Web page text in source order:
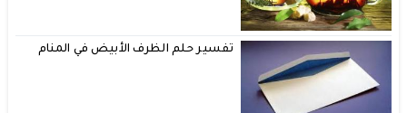
تفسير حلم الظرف الأبيض في المنام